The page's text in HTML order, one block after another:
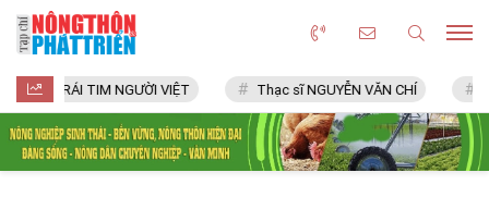
TIM NGƯỜI VIỆT Thạc sĩ NGUYỄN VĂN CHÍ LÀNG